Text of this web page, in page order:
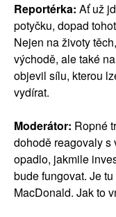
Reportérka: Ať už
potyčku, dopad
Nejen na životy
východě, ale také
objevil sílu, kterou
vydírat.
Moderátor: Ropné
dohodě reagovaly s
opadlo, jakmile
bude fungovat. Je
MacDonald. Jak to